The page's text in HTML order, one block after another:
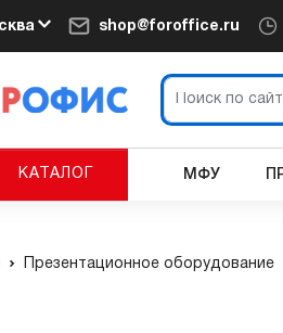
shop@foroffice.ru
КАТАЛОГ МФУ
Презентационное оборудование